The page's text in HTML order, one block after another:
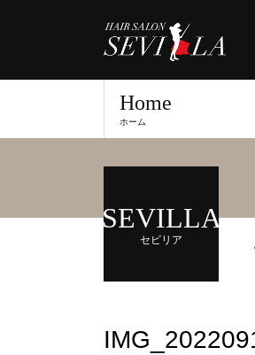
Home
ホーム
SEVILLA
セビリア